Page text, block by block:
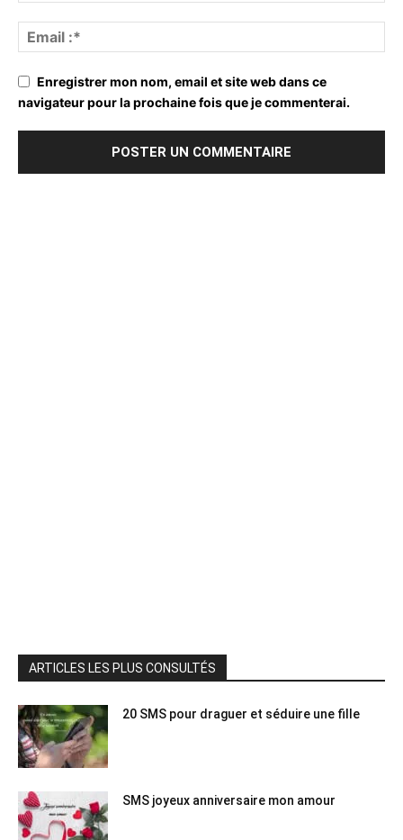
Enregistrer mon nom, email et site web dans ce
navigateur pour la prochaine fois que je commenterai.
ARTICLES LES PLUS CONSULTÉS
20 SMS pour draguer et séduire une fille
SMS joyeux anniversaire mon amour